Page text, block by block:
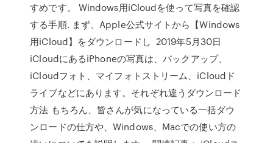
すめです。 Windows用iCloudを使って写真を確認
する手順. まず、Apple公式サイトから【Windows
用iCloud】をダウンロードし 2019年5月30日
iCloudにあるiPhoneの写真は、バックアップ、
iCloudフォト、マイフォトストリーム、iCloudド
ライブなどにあります。それぞれ違うダウンロード
方法 もちろん、皆さんが気になっている一括ダウ
ンロードの仕方や、Windows、Macでの使い方の